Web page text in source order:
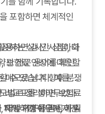
포함하면 체계적인
하는 실시간 상담, 화
관 전문 용어를 확인
메모로 남겨 향후 분쟁
약관 PDF를 꼼꼼히 읽
용하면 갱신 시점마다
보험료 인상에 대응할
수 있습니다. 예를 들
교표를 쌓아두었다
18% 저렴하면서 재진
별로 정리하면 보험료
파악하기 쉬우며, 가족